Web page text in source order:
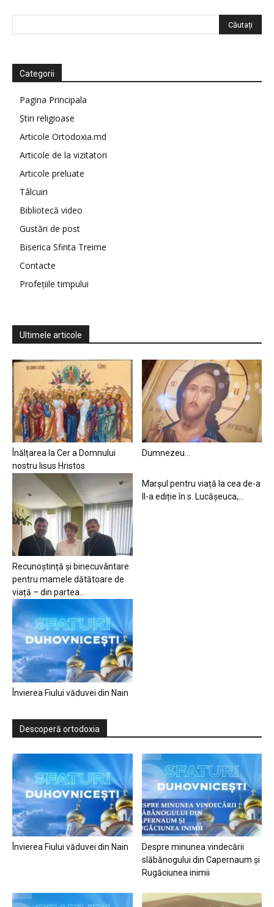
Categorii
Pagina Principala
Știri religioase
Articole Ortodoxia.md
Articole de la vizitatori
Articole preluate
Tâlcuiri
Bibliotecă video
Gustări de post
Biserica Sfinta Treime
Contacte
Profețiile timpului
Ultimele articole
Înălțarea la Cer a Domnului
nostru Iisus Hristos
Dumnezeu…
Recunoștință și binecuvântare
pentru mamele dătătoare de
viață – din partea...
Marșul pentru viață la cea de-a
II-a ediție în s. Lucășeuca,...
Învierea Fiului văduvei din Nain
Descoperă ortodoxia
Învierea Fiului văduvei din Nain
Despre minunea vindecării
slăbănogului din Capernaum și
Rugăciunea inimii